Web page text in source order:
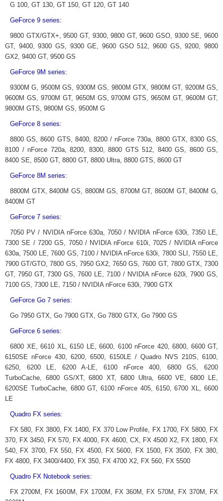
G 100, GT 130, GT 150, GT 120, GT 140
GeForce 9 series:
9800 GTX/GTX+, 9500 GT, 9300, 9800 GT, 9600 GSO, 9300 SE, 9600
GT, 9400, 9300 GS, 9300 GE, 9600 GSO 512, 9600 GS, 9200, 9800
GX2, 9400 GT, 9500 GS
GeForce 9M series:
9300M G, 9500M GS, 9300M GS, 9800M GTX, 9800M GT, 9200M GS,
9600M GS, 9700M GT, 9650M GS, 9700M GTS, 9650M GT, 9600M GT,
9800M GTS, 9800M GS, 9500M G
GeForce 8 series:
8800 GS, 8600 GTS, 8400, 8200 / nForce 730a, 8800 GTX, 8300 GS,
8100 / nForce 720a, 8200, 8300, 8800 GTS 512, 8400 GS, 8600 GS,
8400 SE, 8500 GT, 8800 GT, 8800 Ultra, 8800 GTS, 8600 GT
GeForce 8M series:
8800M GTX, 8400M GS, 8800M GS, 8700M GT, 8600M GT, 8400M G,
8400M GT
GeForce 7 series:
7050 PV / NVIDIA nForce 630a, 7050 / NVIDIA nForce 630i, 7350 LE,
7300 SE / 7200 GS, 7050 / NVIDIA nForce 610i, 7025 / NVIDIA nForce
630a, 7500 LE, 7600 GS, 7100 / NVIDIA nForce 630i, 7800 SLI, 7550 LE,
7900 GT/GTO, 7800 GS, 7950 GX2, 7650 GS, 7600 GT, 7800 GTX, 7300
GT, 7950 GT, 7300 GS, 7600 LE, 7100 / NVIDIA nForce 620i, 7900 GS,
7100 GS, 7300 LE, 7150 / NVIDIA nForce 630i, 7900 GTX
GeForce Go 7 series:
Go 7950 GTX, Go 7900 GTX, Go 7800 GTX, Go 7900 GS
GeForce 6 series:
6800 XE, 6610 XL, 6150 LE, 6600, 6100 nForce 420, 6800, 6600 GT,
6150SE nForce 430, 6200, 6500, 6150LE / Quadro NVS 210S, 6100,
6250, 6200 LE, 6200 A-LE, 6100 nForce 400, 6800 GS, 6200
TurboCache, 6800 GS/XT, 6800 XT, 6800 Ultra, 6600 VE, 6800 LE,
6200SE TurboCache, 6800 GT, 6100 nForce 405, 6150, 6700 XL, 6600
LE
Quadro FX series:
FX 580, FX 3800, FX 1400, FX 370 Low Profile, FX 1700, FX 5800, FX
370, FX 3450, FX 570, FX 4000, FX 4600, CX, FX 4500 X2, FX 1800, FX
540, FX 3700, FX 550, FX 4500, FX 5600, FX 1500, FX 3500, FX 380,
FX 4800, FX 3400/4400, FX 350, FX 4700 X2, FX 560, FX 5500
Quadro FX Notebook series:
FX 2700M, FX 1600M, FX 1700M, FX 360M, FX 570M, FX 370M, FX